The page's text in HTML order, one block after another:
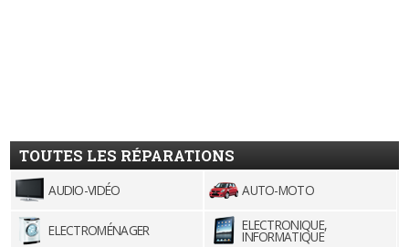
TOUTES LES RÉPARATIONS
AUDIO-VIDÉO AUTO-MOTO
ELECTROMÉNAGER ELECTRONIQUE,
INFORMATIQUE